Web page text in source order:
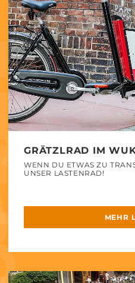
GRÄTZLRAD IM
WENN DU ETWAS ZU
UNSER LASTENRAD!
MEHR